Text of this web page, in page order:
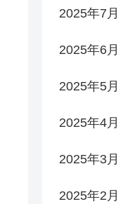
2025年7月
2025年6月
2025年5月
2025年4月
2025年3月
2025年2月